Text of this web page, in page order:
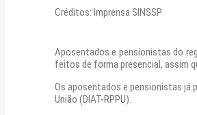
Créditos: Imprensa SINSSP
Aposentados e pensionistas do
feitos de forma presencial, assim
Os aposentados e pensionistas já
União (DIAT-RPPU).